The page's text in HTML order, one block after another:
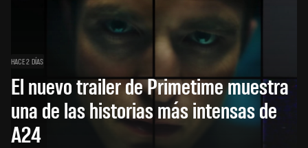
HACE 2 DÍAS
El nuevo trailer de Primetime muestra
una de las historias más intensas de
A24